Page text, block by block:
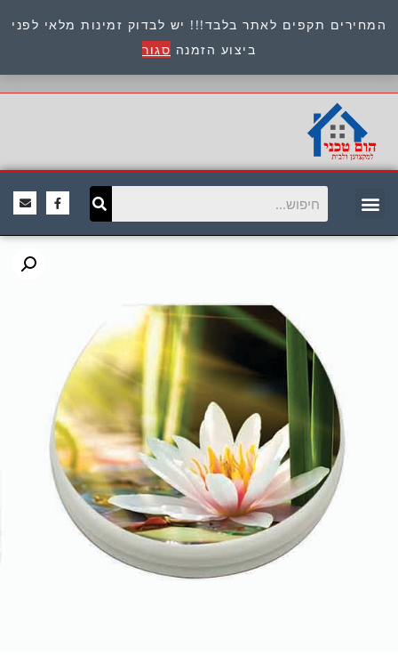
המחירים תקפים לאתר בלבד!!! יש לבדוק זמינות מלאי לפני
ביצוע הזמנה סגור
כתובת : היוזמים 9 אור יהודה שירות לקוחות 054-
8945722